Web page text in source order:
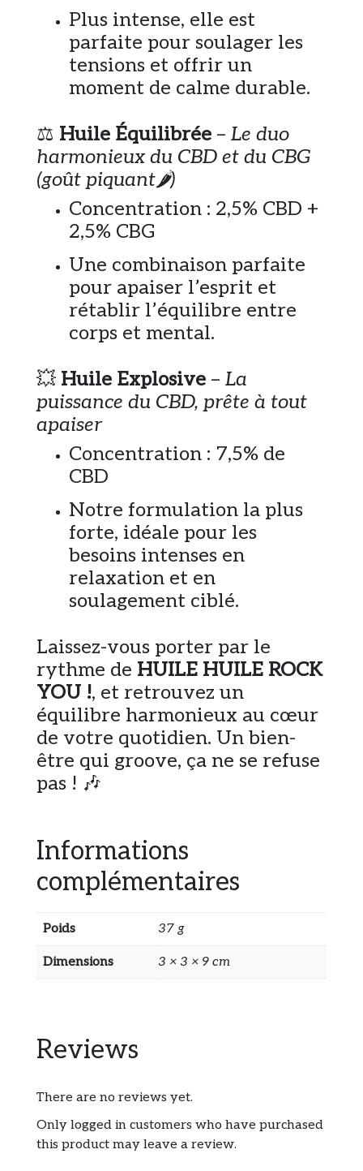
Plus intense, elle est
parfaite pour soulager les
tensions et offrir un
moment de calme durable.
⚖️ Huile Équilibrée – Le duo
harmonieux du CBD et du CBG
(goût piquant🌶️)
Concentration : 2,5% CBD +
2,5% CBG
Une combinaison parfaite
pour apaiser l’esprit et
rétablir l’équilibre entre
corps et mental.
💥 Huile Explosive – La
puissance du CBD, prête à tout
apaiser
Concentration : 7,5% de
CBD
Notre formulation la plus
forte, idéale pour les
besoins intenses en
relaxation et en
soulagement ciblé.
Laissez-vous porter par le
rythme de HUILE HUILE ROCK
YOU !, et retrouvez un
équilibre harmonieux au cœur
de votre quotidien. Un bien-
être qui groove, ça ne se refuse
pas ! 🎶
Informations
complémentaires
Poids 37 g
Dimensions 3 × 3 × 9 cm
Reviews
There are no reviews yet.
Only logged in customers who have purchased
this product may leave a review.